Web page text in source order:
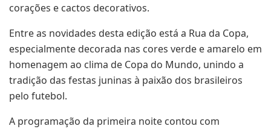
corações e cactos decorativos.
Entre as novidades desta edição está a Rua da Copa,
especialmente decorada nas cores verde e amarelo em
homenagem ao clima de Copa do Mundo, unindo a
tradição das festas juninas à paixão dos brasileiros
pelo futebol.
A programação da primeira noite contou com